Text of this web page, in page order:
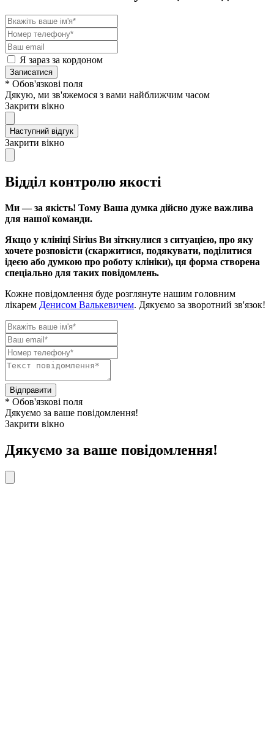
Я зараз за кордоном
Записатися
* Обов'язкові поля
Дякую, ми зв'яжемося з вами найближчим часом
Закрити вікно
Наступний відгук
Закрити вікно
Відділ контролю якості
Ми — за якість! Тому Ваша думка дійсно дуже важлива
для нашої команди.
Якщо у клініці Sirius Ви зіткнулися з ситуацією, про яку
хочете розповісти (скаржитися, подякувати, поділитися
ідеєю або думкою про роботу клініки), ця форма створена
спеціально для таких повідомлень.
Кожне повідомлення буде розглянуте нашим головним
лікарем Денисом Валькевичем. Дякуємо за зворотний зв'язок!
Відправити
* Обов'язкові поля
Дякуємо за ваше повідомлення!
Закрити вікно
Дякуємо за ваше повідомлення!